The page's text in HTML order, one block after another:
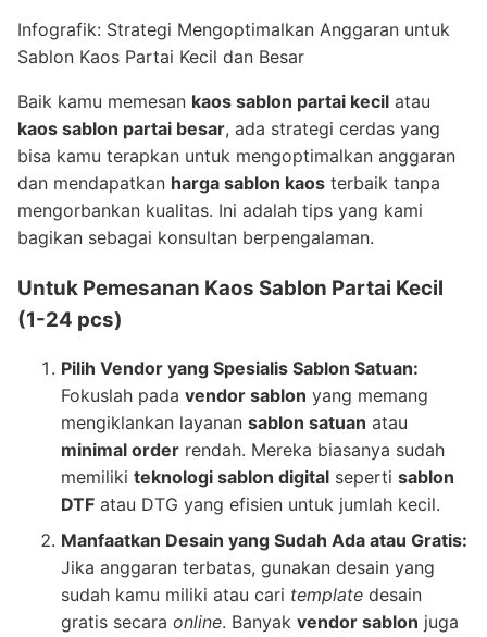
Infografik: Strategi Mengoptimalkan Anggaran untuk
Sablon Kaos Partai Kecil dan Besar
Baik kamu memesan kaos sablon partai kecil atau
kaos sablon partai besar, ada strategi cerdas yang
bisa kamu terapkan untuk mengoptimalkan anggaran
dan mendapatkan harga sablon kaos terbaik tanpa
mengorbankan kualitas. Ini adalah tips yang kami
bagikan sebagai konsultan berpengalaman.
Untuk Pemesanan Kaos Sablon Partai Kecil
(1-24 pcs)
Pilih Vendor yang Spesialis Sablon Satuan:
Fokuslah pada vendor sablon yang memang
mengiklankan layanan sablon satuan atau
minimal order rendah. Mereka biasanya sudah
memiliki teknologi sablon digital seperti sablon
DTF atau DTG yang efisien untuk jumlah kecil.
Manfaatkan Desain yang Sudah Ada atau Gratis:
Jika anggaran terbatas, gunakan desain yang
sudah kamu miliki atau cari template desain
gratis secara online. Banyak vendor sablon juga